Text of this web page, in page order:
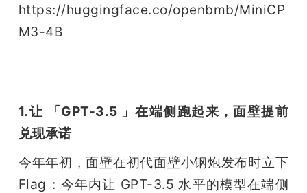
https://huggingface.co/openbmb/MiniCP
M3-4B
1.让 「GPT-3.5 」在端侧跑起来，面壁提前
兑现承诺
今年年初，面壁在初代面壁小钢炮发布时立下
Flag：今年内让 GPT-3.5 水平的模型在端侧